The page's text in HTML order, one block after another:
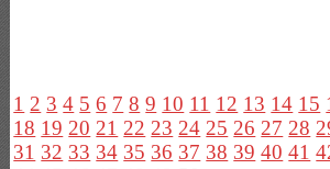
1 2 3 4 5 6 7 8 9 10 11 12 13 14 15
18 19 20 21 22 23 24 25 26 27 28
31 32 33 34 35 36 37 38 39 40 41